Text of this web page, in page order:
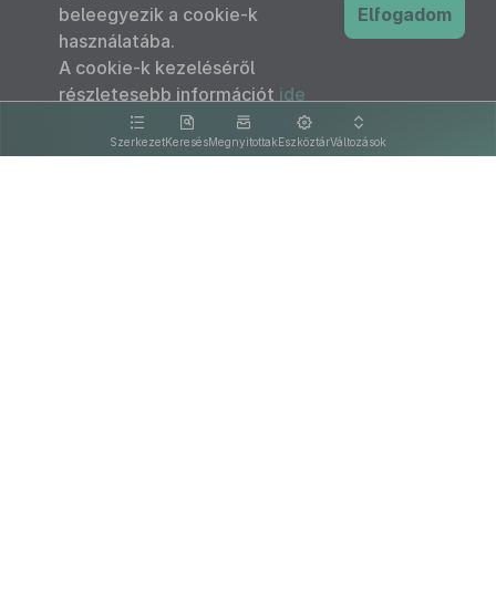
SzerkezetKeresésMegnyitottakEszköztárVáltozások
beleegyezik a cookie-k
használatába.
A cookie-k kezeléséről
részletesebb információt ide
kattintva olvashat.
Elfogadom